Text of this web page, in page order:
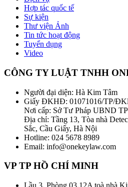
Hợp tác quốc tế
Sự kiện
Thư viện Ảnh
Tin tức hoạt động
Tuyển dụng
Video
CÔNG TY LUẬT TNHH
Người đại diện: Hà Kim Tâm
Giấy ĐKHĐ: 01071016/TP/
Nơi cấp: Sở Tư Pháp UBND
Địa chỉ: Tầng 13, Tòa nhà
Sắc, Cầu Giấy, Hà Nội
Hotline: 024 5678 8989
Email: info@onekeylaw.com
VP TP HỒ CHÍ MINH
Lầu 3. Phòng 03.12A toà nhà